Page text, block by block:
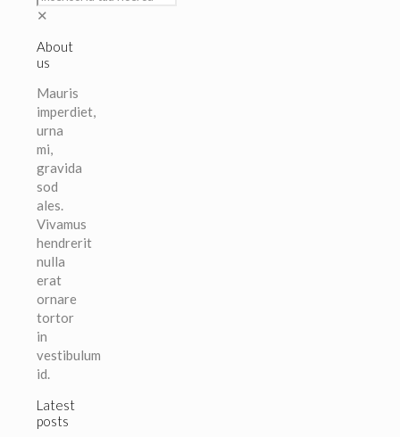
✕
About
us
Mauris
imperdiet,
urna
mi,
gravida
sod
ales.
Vivamus
hendrerit
nulla
erat
ornare
tortor
in
vestibulum
id.
Latest
posts